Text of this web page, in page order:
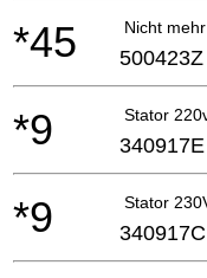
Nicht
*45 500423Z
Stator
*9 340917E
Stator
*9 340917C